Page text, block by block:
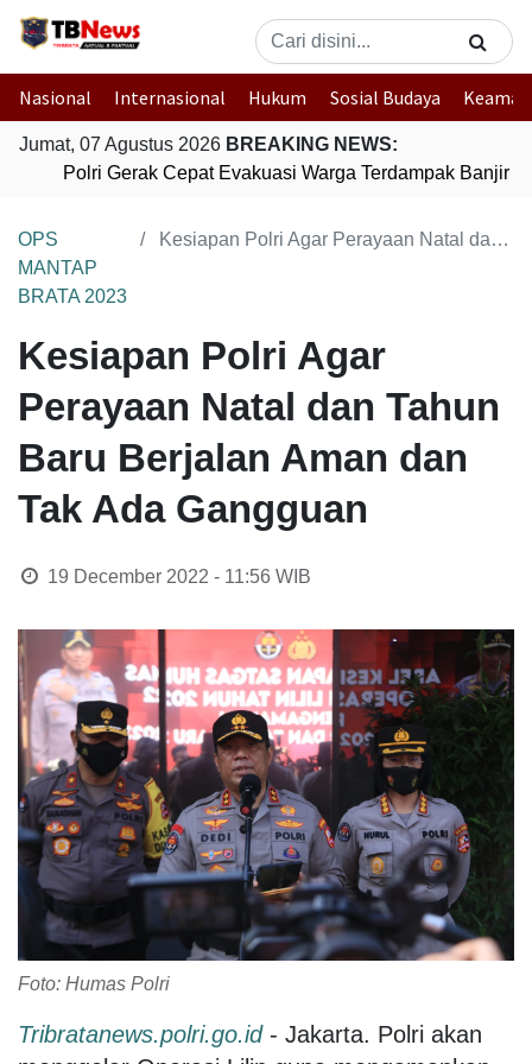
Nasional Internasional Hukum Sosial Budaya
Jumat, 07 Agustus 2026 BREAKING NEWS:
Polri Gerak Cepat Evakuasi Warga Terdampak Banjir di
OPS
MANTAP
BRATA 2023
Kesiapan Polri Agar Perayaan Natal dan Tahun Baru Berjalan Aman dan Tak Ada Gangguan
Kesiapan Polri Agar
Perayaan Natal dan Tahun
Baru Berjalan Aman dan
Tak Ada Gangguan
19 December 2022 - 11:56WIB
Foto: Humas Polri
Tribratanews.polri.go.id - Jakarta. Polri akan